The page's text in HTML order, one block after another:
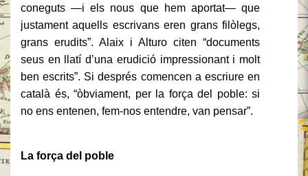
coneguts —i els nous que hem aportat— que
justament aquells escrivans eren grans filòlegs,
grans erudits”. Alaix i Alturo citen “documents
seus en llatí d’una erudició impressionant i molt
ben escrits”. Si després comencen a escriure en
català és, “òbviament, per la força del poble: si
no ens entenen, fem-nos entendre, van pensar”.
La força del poble